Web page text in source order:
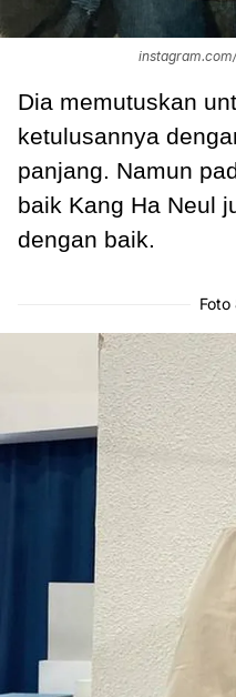
Dia memutuskan
ketulusannya
panjang. Namun
baik Kang Ha Neul
dengan baik.
Foto